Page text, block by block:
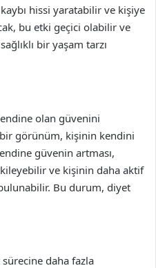
hissi yaratabilir ve kişiye
bu etki geçici olabilir ve
bir yaşam tarzı
olan güvenini
görünüm, kişinin kendini
güvenin artması,
ve kişinin daha aktif
Bu durum, diyet
daha fazla